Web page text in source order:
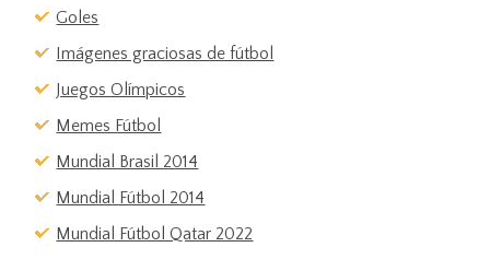
Goles
Imágenes graciosas de fútbol
Juegos Olímpicos
Memes Fútbol
Mundial Brasil 2014
Mundial Fútbol 2014
Mundial Fútbol Qatar 2022